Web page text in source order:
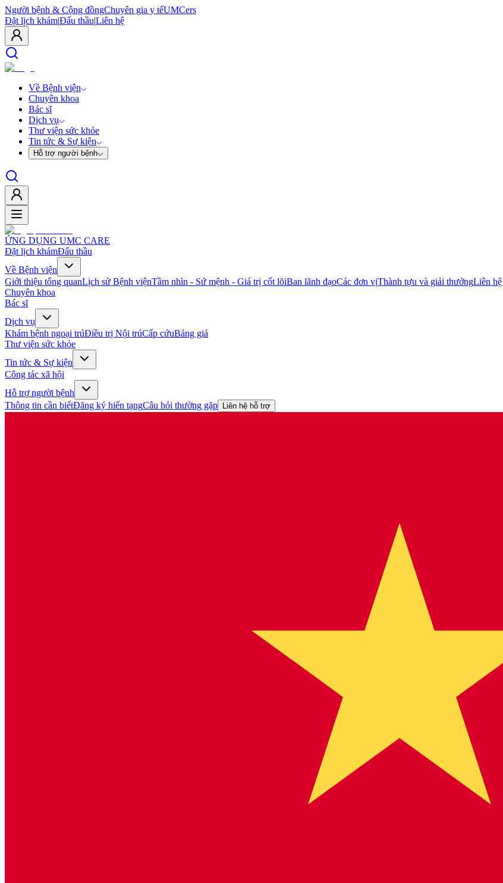
Người bệnh & Cộng đồngChuyên gia y tếUMCers
Đặt lịch khám|Đấu thầu|Liên hệ
Về Bệnh viện
Chuyên khoa
Bác sĩ
Dịch vụ
Thư viện sức khỏe
Tin tức & Sự kiện
Hỗ trợ người bệnh
ỨNG DỤNG UMC CARE
Đặt lịch khámĐấu thầu
Về Bệnh viện
Giới thiệu tổng quanLịch sử Bệnh việnTầm nhìn - Sứ mệnh - Giá trị cốt lõiBan lãnh đạoCác đơn vịThành tựu và giải thưởngLiên hệ
Chuyên khoa
Bác sĩ
Dịch vụ
Khám bệnh ngoại trúĐiều trị Nội trúCấp cứuBảng giá
Thư viện sức khỏe
Tin tức & Sự kiện
Công tác xã hội
Hỗ trợ người bệnh
Thông tin cần biếtĐăng ký hiến tạngCâu hỏi thường gặp Liên hệ hỗ trợ